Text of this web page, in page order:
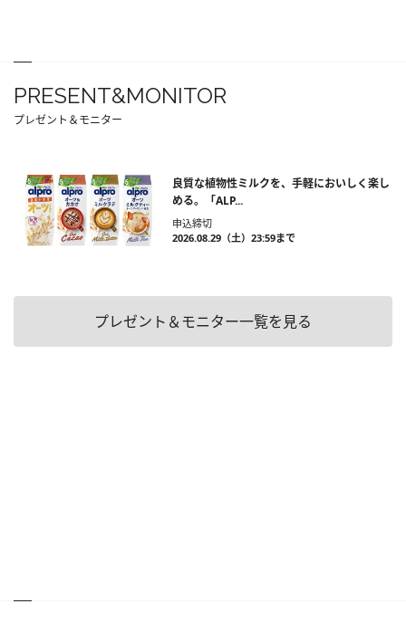
PRESENT&MONITOR
プレゼント＆モニター
良質な植物性ミルクを、手軽においしく楽し
める。「ALP...
申込締切
2026.08.29（土）23:59まで
プレゼント＆モニター一覧を見る